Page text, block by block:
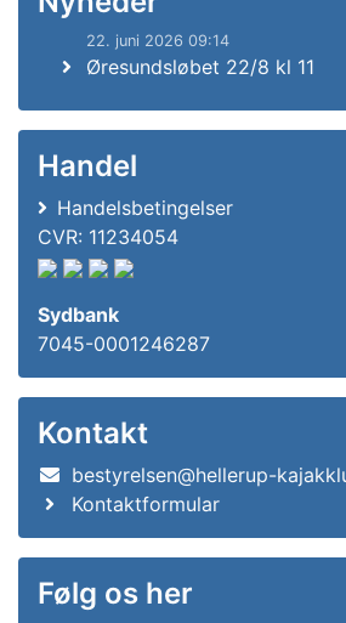
22. juni 2026 09:14
Øresundsløbet 22/8 kl 11
Handel
Handelsbetingelser
CVR: 11234054
Sydbank
7045-0001246287
Kontakt
bestyrelsen@hellerup-
Kontaktformular
Følg os her